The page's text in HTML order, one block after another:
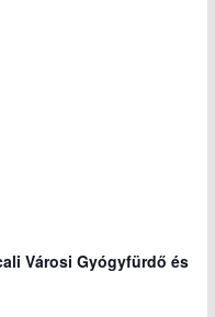
Városi Gyógyfürdő és